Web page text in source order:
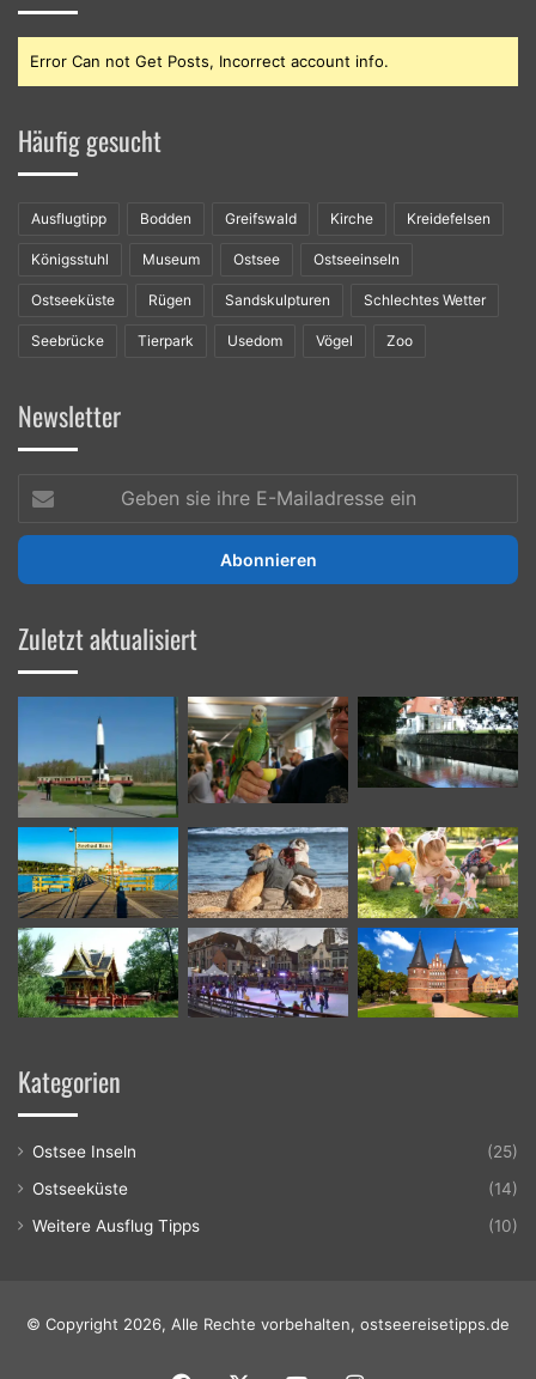
Error Can not Get Posts, Incorrect account info.
Häufig gesucht
Ausflugtipp Bodden Greifswald Kirche Kreidefelsen
Königsstuhl Museum Ostsee Ostseeinseln
Ostseeküste Rügen Sandskulpturen Schlechtes Wetter
Seebrücke Tierpark Usedom Vögel Zoo
Newsletter
sie
ihre
Mailadresse
Zuletzt aktualisiert
Kategorien
Ostsee Inseln
(25)
Ostseeküste
(14)
Weitere Ausflug Tipps
(10)
© Copyright 2026, Alle Rechte vorbehalten, ostseereisetipps.de